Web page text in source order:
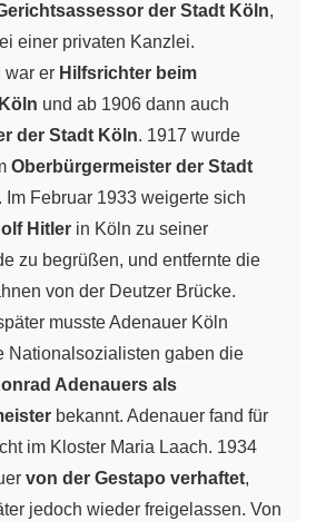
der Stadt Köln,
einer privaten Kanzlei.
war er Hilfsrichter beim
und ab 1906 dann auch
der Stadt Köln. 1917 wurde
Oberbürgermeister der Stadt
Im Februar 1933 weigerte sich
Hitler in Köln zu seiner
zu begrüßen, und entfernte die
von der Deutzer Brücke.
musste Adenauer Köln
Nationalsozialisten gaben die
Adenauers als
bekannt. Adenauer fand für
im Kloster Maria Laach. 1934
von der Gestapo verhaftet,
jedoch wieder freigelassen. Von